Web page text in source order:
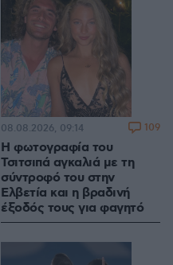
Η φωτογραφία του
Τσιτσιπά αγκαλιά με τη
σύντροφό του στην
Ελβετία και η βραδινή
έξοδός τους για φαγητό
08.08.2026, 09:14 109